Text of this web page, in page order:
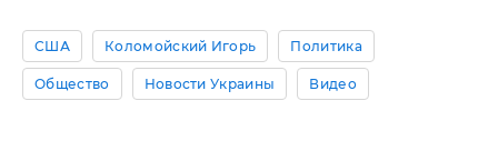
США Коломойский Игорь Политика
Общество Новости Украины Видео